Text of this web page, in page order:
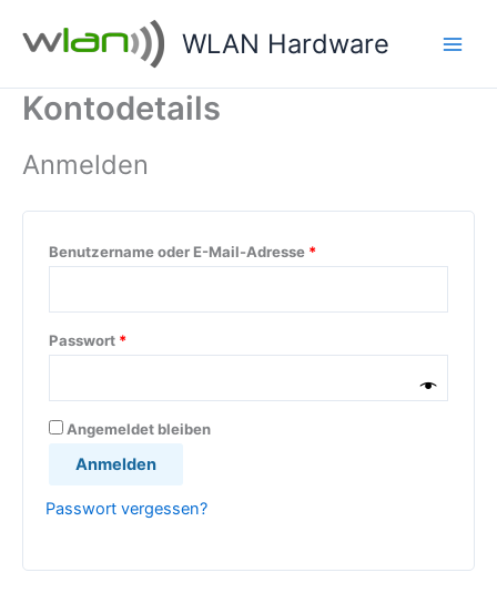
Inhalt
WLAN Hardware
Kontodetails
Anmelden
Benutzername oder E-Mail-Adresse *
Passwort *
Angemeldet bleiben
Anmelden
Passwort vergessen?